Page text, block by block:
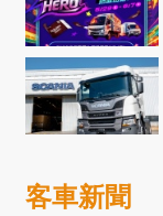
客車新聞